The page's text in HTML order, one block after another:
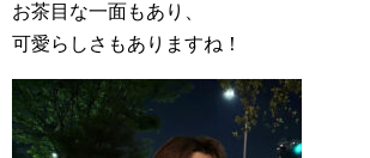
お茶目な一面もあり、
可愛らしさもありますね！